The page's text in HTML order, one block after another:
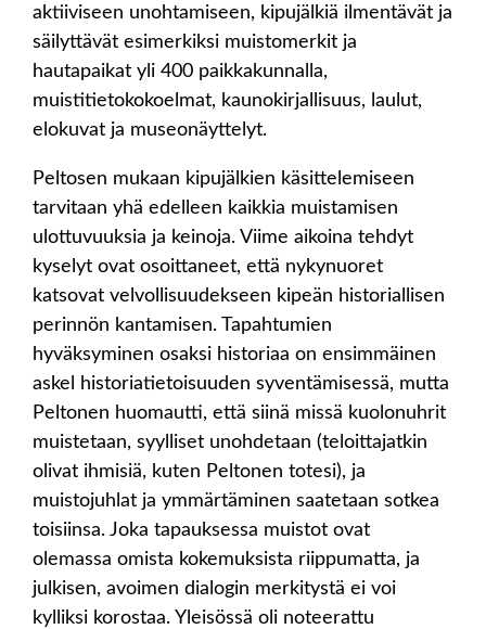
aktiiviseen unohtamiseen, kipujälkiä ilmentävät ja
säilyttävät esimerkiksi muistomerkit ja
hautapaikat yli 400 paikkakunnalla,
muistitietokokoelmat, kaunokirjallisuus, laulut,
elokuvat ja museonäyttelyt.
Peltosen mukaan kipujälkien käsittelemiseen
tarvitaan yhä edelleen kaikkia muistamisen
ulottuvuuksia ja keinoja. Viime aikoina tehdyt
kyselyt ovat osoittaneet, että nykynuoret
katsovat velvollisuudekseen kipeän historiallisen
perinnön kantamisen. Tapahtumien
hyväksyminen osaksi historiaa on ensimmäinen
askel historiatietoisuuden syventämisessä, mutta
Peltonen huomautti, että siinä missä kuolonuhrit
muistetaan, syylliset unohdetaan (teloittajatkin
olivat ihmisiä, kuten Peltonen totesi), ja
muistojuhlat ja ymmärtäminen saatetaan sotkea
toisiinsa. Joka tapauksessa muistot ovat
olemassa omista kokemuksista riippumatta, ja
julkisen, avoimen dialogin merkitystä ei voi
kylliksi korostaa. Yleisössä oli noteerattu